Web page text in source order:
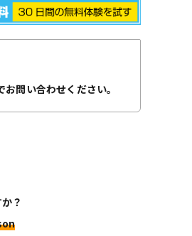
問い合わせください。
？